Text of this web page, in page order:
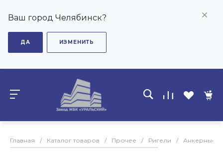
Ваш город Челябинск?
ДА ИЗМЕНИТЬ
Главная / Каталог товаров / Прочее / Ригели / Анкерные